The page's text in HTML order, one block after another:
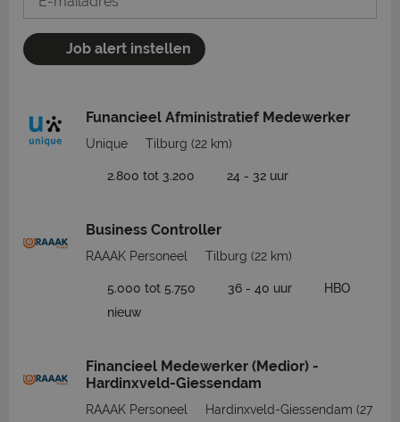
Job alert instellen
Funancieel Afministratief Medewerker
Unique Tilburg (22 km)
2.800 tot 3.200 24 - 32 uur
Business Controller
RAAAK Personeel Tilburg (22 km)
5.000 tot 5.750 36 - 40 uur
HBO
nieuw
Financieel Medewerker (Medior) -
Hardinxveld-Giessendam
RAAAK Personeel Hardinxveld-Giessendam (27